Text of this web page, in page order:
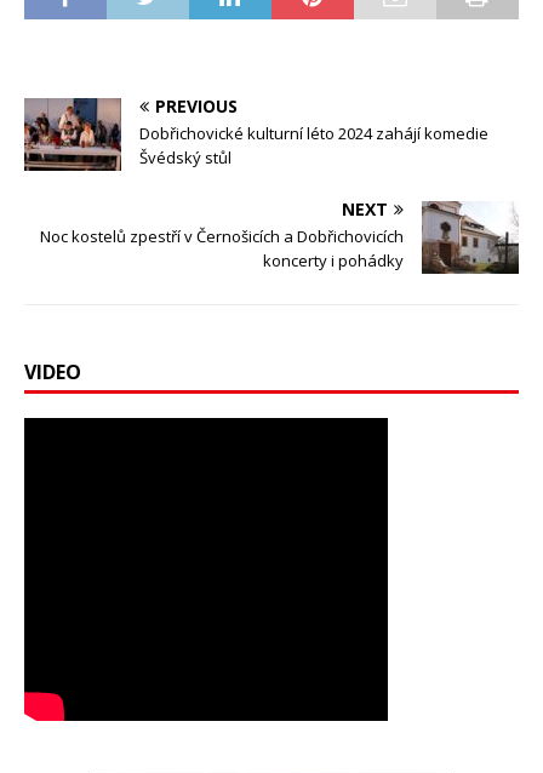
PREVIOUS
Dobřichovické kulturní léto 2024 zahájí komedie
Švédský stůl
NEXT
Noc kostelů zpestří v Černošicích a Dobřichovicích
koncerty i pohádky
VIDEO